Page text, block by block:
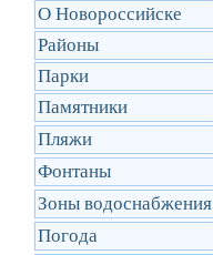
О Новороссийске
Районы
Парки
Памятники
Пляжи
Фонтаны
Зоны водоснабжения
Погода